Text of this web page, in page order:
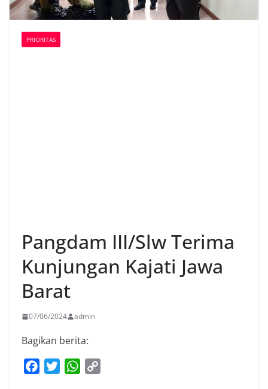
PRIORITAS
Pangdam III/Slw Terima
Kunjungan Kajati Jawa
Barat
07/06/2024 admin
Bagikan berita:
W